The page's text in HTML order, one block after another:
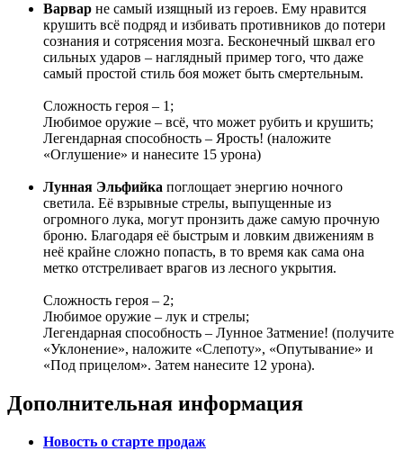
Варвар не самый изящный из героев. Ему нравится
крушить всё подряд и избивать противников до потери
сознания и сотрясения мозга. Бесконечный шквал его
сильных ударов – наглядный пример того, что даже
самый простой стиль боя может быть смертельным.
Сложность героя – 1;
Любимое оружие – всё, что может рубить и крушить;
Легендарная способность – Ярость! (наложите
«Оглушение» и нанесите 15 урона)
Лунная Эльфийка поглощает энергию ночного
светила. Её взрывные стрелы, выпущенные из
огромного лука, могут пронзить даже самую прочную
броню. Благодаря её быстрым и ловким движениям в
неё крайне сложно попасть, в то время как сама она
метко отстреливает врагов из лесного укрытия.
Сложность героя – 2;
Любимое оружие – лук и стрелы;
Легендарная способность – Лунное Затмение! (получите
«Уклонение», наложите «Слепоту», «Опутывание» и
«Под прицелом». Затем нанесите 12 урона).
Дополнительная информация
Новость о старте продаж